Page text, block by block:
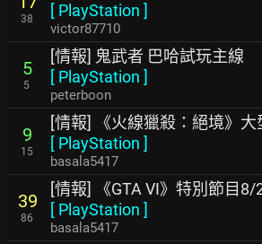
38
[ PlayStation ]
victor87710
5
5
[情報] 鬼武者 巴哈試玩主線
[ PlayStation ]
peterboon
9
15
[情報] 《火線獵殺：絕境》
[ PlayStation ]
basala5417
39
86
[情報] 《GTA VI》特別節目
[ PlayStation ]
basala5417